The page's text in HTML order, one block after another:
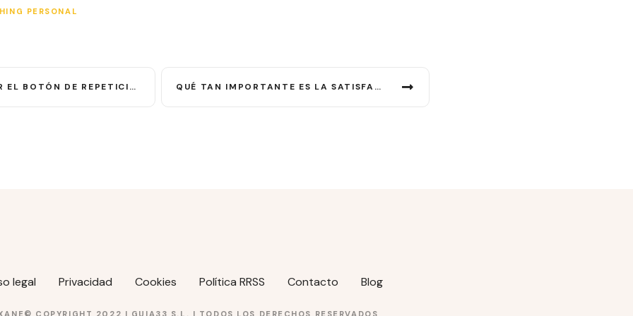
PERSONAL
BOTÓN DE REPETICIÓN QUÉ TAN IMPORTANTE ES LA SATISFACCIÓN DEL CLIENTE
legal Privacidad Cookies Política RRSS Contacto Blog
COPYRIGHT 2022 | GUIA33 S.L. | TODOS LOS DERECHOS RESERVADOS